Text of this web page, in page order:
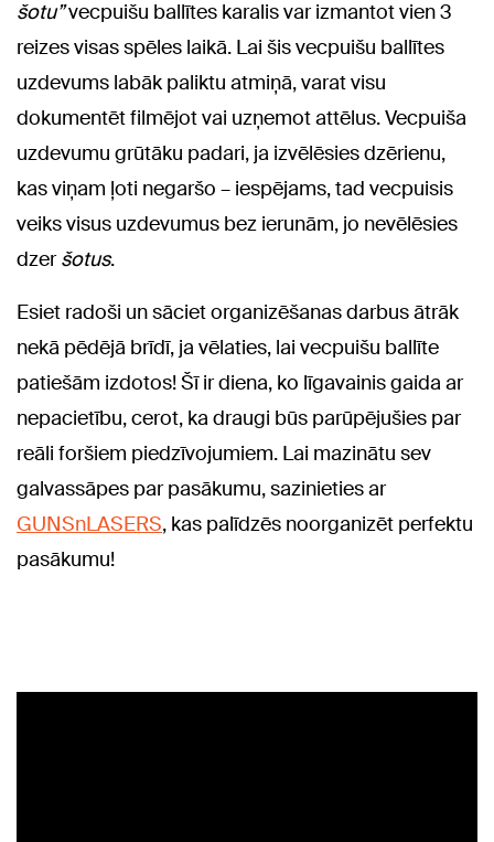
šotu”vecpuišu ballītes karalis var izmantot vien 3
reizes visas spēles laikā. Lai šis vecpuišu ballītes
uzdevums labāk paliktu atmiņā, varat visu
dokumentēt filmējot vai uzņemot attēlus. Vecpuiša
uzdevumu grūtāku padari, ja izvēlēsies dzērienu,
kas viņam ļoti negaršo – iespējams, tad vecpuisis
veiks visus uzdevumus bez ierunām, jo nevēlēsies
dzeršotus.
Esiet radoši un sāciet organizēšanas darbus ātrāk
nekā pēdējā brīdī, ja vēlaties, lai vecpuišu ballīte
patiešām izdotos! Šī ir diena, ko līgavainis gaida ar
nepacietību, cerot, ka draugi būs parūpējušies par
reāli foršiem piedzīvojumiem. Lai mazinātu sev
galvassāpes par pasākumu, sazinieties ar
GUNSnLASERS, kas palīdzēs noorganizēt perfektu
pasākumu!